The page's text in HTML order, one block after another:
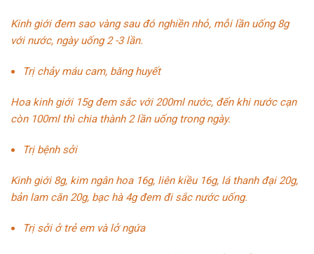
Kinh giới đem sao vàng sau đó nghiền nhỏ, mỗi lần uống 8g
với nước, ngày uống 2 -3 lần.
Trị chảy máu cam, băng huyết
Hoa kinh giới 15g đem sắc với 200ml nước, đến khi nước cạn
còn 100ml thì chia thành 2 lần uống trong ngày.
Trị bệnh sởi
Kinh giới 8g, kim ngân hoa 16g, liên kiều 16g, lá thanh đại 20g,
bản lam căn 20g, bạc hà 4g đem đi sắc nước uống.
Trị sởi ở trẻ em và lở ngứa